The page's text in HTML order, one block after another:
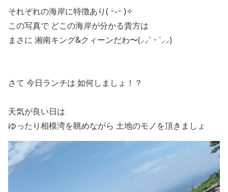
それぞれの海岸に特徴あり( ｰ̀֊ｰ́ )✧
この写真で どこの海岸が分かる貴方は
まさに 湘南キング&クィーンだわ〜(⸝⸝˃ ᵕ ˂⸝⸝)
さて 今日ランチは 如何しましょ！？
天気が良い日は
ゆったり相模湾を眺めながら 土地のモノを頂きましょ